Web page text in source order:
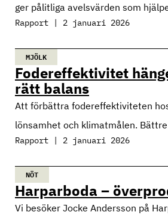
ger pålitliga avelsvärden som
Rapport | 2 januari 2026
MJÖLK
Fodereffektivitet
rätt balans
Att förbättra fodereffektiviteten
lönsamhet och klimatmålen.
Rapport | 2 januari 2026
NÖT
Harparboda –
Vi besöker Jocke Andersson på